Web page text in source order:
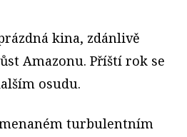
kina, zdánlivě
Amazonu. Příští rok se
osudu.
turbulentním